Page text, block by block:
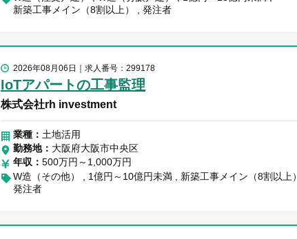
新築工事メイン（8割以上）
発注者
2026年08月06日 求人番号：299178
IoTアパートの工事監理
株式会社rh investment
業種： 土地活用
勤務地
大阪府大阪市中央区
年収
500万円～1,000万円
W造（その他）
1億円～10億円未満
新築工事メイン（8割以上）
発注者